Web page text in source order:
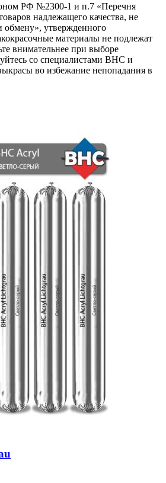
РФ №2300-1 и п.7 «Перечня
надлежащего качества, не
обмену», утвержденного
материалы не подлежат
внимательнее при выборе
со специалистами BHC и
во избежание непопадания в